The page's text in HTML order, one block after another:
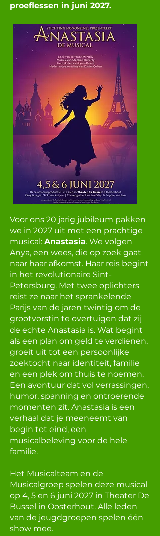
proeflessen in juni 2027.
Voor ons 20 jarig jubileum pakken
we in 2027 uit met een prachtige
musical: Anastasia. We volgen
Anya, een wees, die op zoek gaat
naar haar afkomst. Haar reis begint
in het revolutionaire Sint-
Petersburg. Met twee oplichters
reist ze naar het sprankelende
Parijs van de jaren twintig om de
grootvorstin te overtuigen dat zij
de echte Anastasia is. Wat begint
als een plan om geld te verdienen,
groeit uit tot een persoonlijke
zoektocht naar identiteit, familie
en een plek om thuis te noemen.
Een avontuur dat vol verrassingen,
humor, spanning en ontroerende
momenten zit. Anastasia is een
verhaal dat je meeneemt van
begin tot eind, een
musicalbeleving voor de hele
familie.
Het Musicalteam en de
Musicalgroep spelen deze musical
op 4, 5 en 6 juni 2027 in Theater De
Bussel in Oosterhout. Alle leden
van de jeugdgroepen spelen één
show mee.